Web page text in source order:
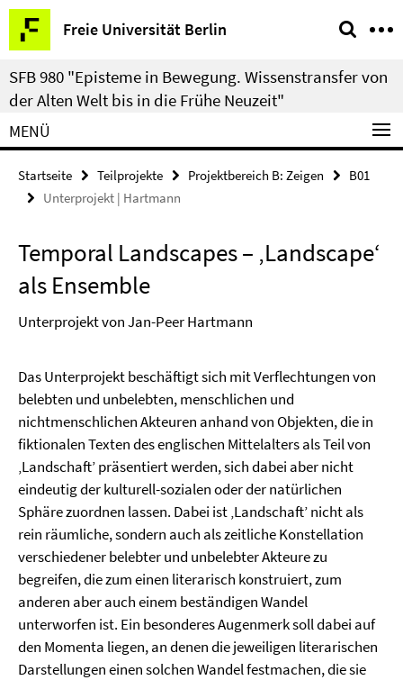
Springe
direkt
zu
Inhalt
Freie Universität Berlin
Service-
Navigation
SFB 980 "Episteme in Bewegung. Wissenstransfer von
der Alten Welt bis in die Frühe Neuzeit"
MENÜ
Startseite Teilprojekte Projektbereich B: Zeigen
B01
Unterprojekt | Hartmann
Temporal Landscapes – ‚Landscape‘
als Ensemble
Unterprojekt von Jan-Peer Hartmann
Das Unterprojekt beschäftigt sich mit Verflechtungen von
belebten und unbelebten, menschlichen und
nichtmenschlichen Akteuren anhand von Objekten, die in
fiktionalen Texten des englischen Mittelalters als Teil von
‚Landschaft’ präsentiert werden, sich dabei aber nicht
eindeutig der kulturell-sozialen oder der natürlichen
Sphäre zuordnen lassen. Dabei ist ‚Landschaft’ nicht als
rein räumliche, sondern auch als zeitliche Konstellation
verschiedener belebter und unbelebter Akteure zu
begreifen, die zum einen literarisch konstruiert, zum
anderen aber auch einem beständigen Wandel
unterworfen ist. Ein besonderes Augenmerk soll dabei auf
den Momenta liegen, an denen die jeweiligen literarischen
Darstellungen einen solchen Wandel festmachen, die sie